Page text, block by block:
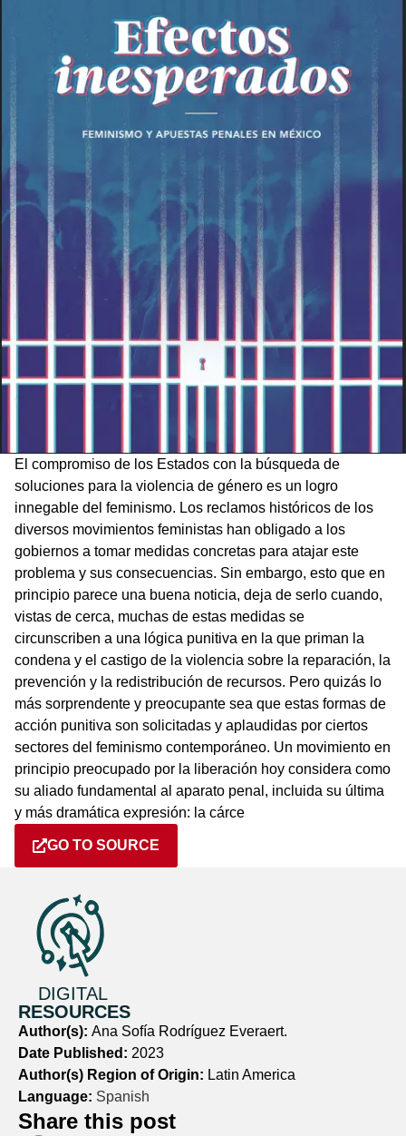
El compromiso de los Estados con la búsqueda de
soluciones para la violencia de género es un logro
innegable del feminismo. Los reclamos históricos de los
diversos movimientos feministas han obligado a los
gobiernos a tomar medidas concretas para atajar este
problema y sus consecuencias. Sin embargo, esto que en
principio parece una buena noticia, deja de serlo cuando,
vistas de cerca, muchas de estas medidas se
circunscriben a una lógica punitiva en la que priman la
condena y el castigo de la violencia sobre la reparación, la
prevención y la redistribución de recursos. Pero quizás lo
más sorprendente y preocupante sea que estas formas de
acción punitiva son solicitadas y aplaudidas por ciertos
sectores del feminismo contemporáneo. Un movimiento en
principio preocupado por la liberación hoy considera como
su aliado fundamental al aparato penal, incluida su última
y más dramática expresión: la cárce
GO TO SOURCE
DIGITAL
RESOURCES
Author(s): Ana Sofía Rodríguez Everaert.
Date Published: 2023
Author(s) Region of Origin: Latin America
Language: Spanish
Share this post